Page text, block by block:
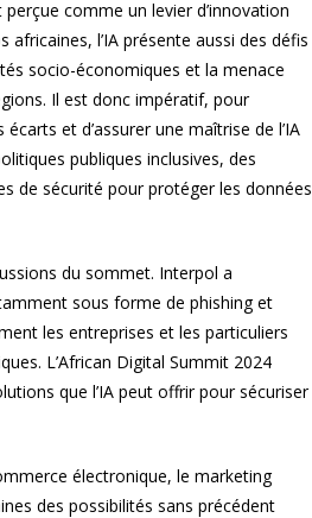
comme un levier d’innovation
l’IA présente aussi des défis
socio-économiques et la menace
Il est donc impératif, pour
et d’assurer une maîtrise de l’IA
publiques inclusives, des
de sécurité pour protéger les données
du sommet. Interpol a
sous forme de phishing et
les entreprises et les particuliers
L’African Digital Summit 2024
que l’IA peut offrir pour sécuriser
électronique, le marketing
des possibilités sans précédent